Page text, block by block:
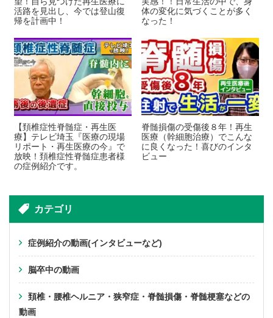
活路を見出し、今では登山復
帰を計画中！
体の変化に気づくことが多く
なった！
【頚椎症性脊髄症・再生医
療】テレビ埼玉『医療の現場
リポート・再生医療の今』で
放映！頚椎症性脊髄症患者様
の症例紹介です。
脊髄損傷の受傷後８年！再生
医療（幹細胞治療）でこんな
に良くなった！喜びのインタ
ビュー
カテゴリ
症例紹介の動画(インタビューなど)
脳卒中の動画
頚椎・腰椎ヘルニア・狭窄症・脊髄損傷・脊髄梗塞などの
動画